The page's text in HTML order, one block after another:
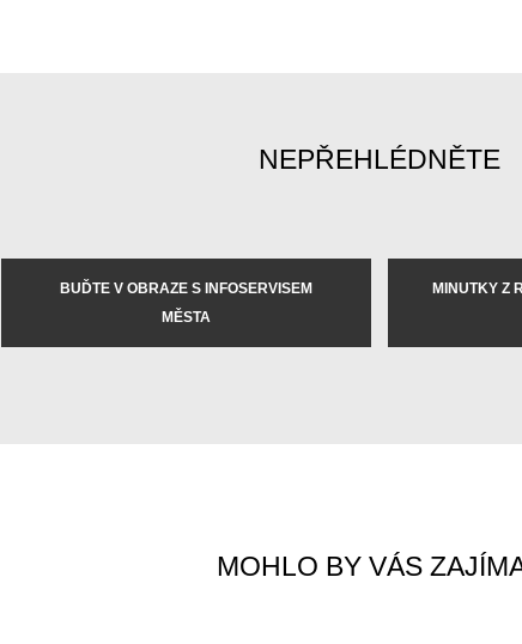
NEPŘEHLÉDNĚTE
BUĎTE V OBRAZE S INFOSERVISEM
MĚSTA
MINUTKY Z
MOHLO BY VÁS